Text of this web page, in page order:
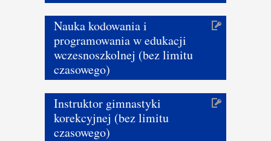
Nauka kodowania i
programowania w edukacji
wczesnoszkolnej (bez limitu
czasowego)
Instruktor gimnastyki
korekcyjnej (bez limitu
czasowego)